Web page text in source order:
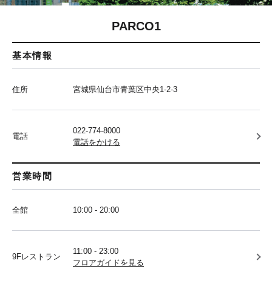
PARCO1
基本情報
住所 宮城県仙台市青葉区中央1-2-3
電話
022-774-8000
電話をかける
営業時間
全館 10:00 - 20:00
9Fレストラン
11:00 - 23:00
フロアガイドを見る